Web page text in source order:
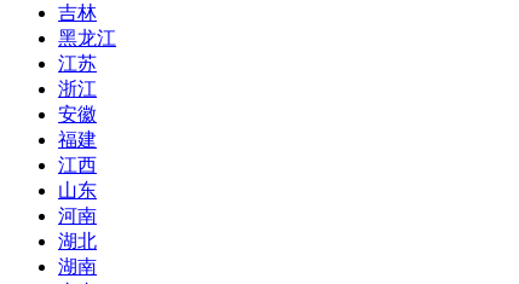
吉林
黑龙江
江苏
浙江
安徽
福建
江西
山东
河南
湖北
湖南